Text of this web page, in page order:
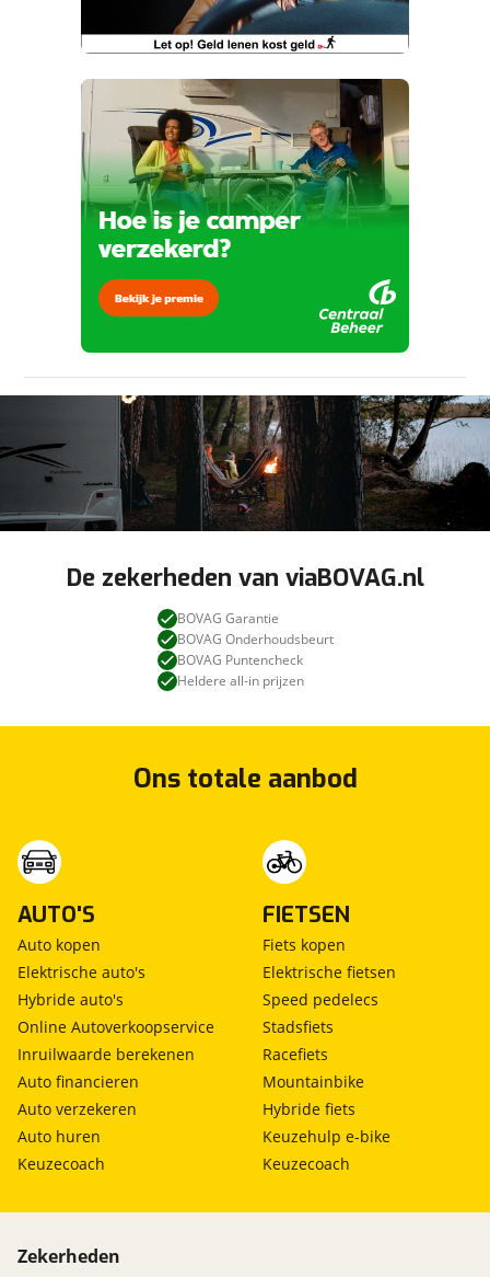
Vraag mijn proefrit aan
om je aanvraag zo goed mogelijk bij de
aanbieder te brengen. Lees hier meer over in
onzeprivacyverklaring .
Telefoonnummer (optioneel)
Verstuur mijn vraag
viaBOVAG.nl verwerkt je persoonsgegevens
om je aanvraag zo goed mogelijk bij de
aanbieder te brengen. Lees hier meer over in
onzeprivacyverklaring
Kan je ons nog meer vertellen? (optioneel)
Stuur mijn bevinding door
De zekerheden van viaBOVAG.nl
BOVAG Garantie
BOVAG Onderhoudsbeurt
BOVAG Puntencheck
Heldere all-in prijzen
Ons totale aanbod
AUTO'S
Auto kopen
Elektrische auto's
Hybride auto's
Online Autoverkoopservice
Inruilwaarde berekenen
Auto financieren
Auto verzekeren
Auto huren
Keuzecoach
FIETSEN
Fiets kopen
Elektrische fietsen
Speed pedelecs
Stadsfiets
Racefiets
Mountainbike
Hybride fiets
Keuzehulp e-bike
Keuzecoach
Zekerheden